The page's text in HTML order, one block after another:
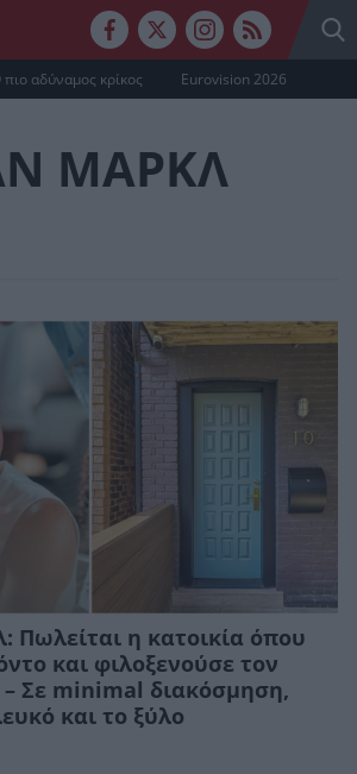
πιο αδύναμος κρίκος Eurovision 2026
ΜΑΡΚΛ
Πωλείται η κατοικία όπου
και φιλοξενούσε τον
– Σε minimal διακόσμηση,
και το ξύλο